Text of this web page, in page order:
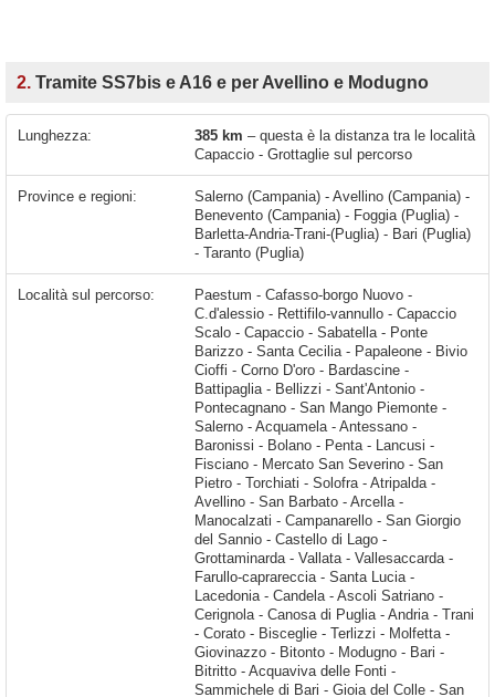
2. Tramite SS7bis e A16 e per Avellino e Modugno
Lunghezza: 385 km – questa è la distanza tra le località
Capaccio - Grottaglie sul percorso
Province e regioni:
Salerno (Campania) - Avellino (Campania) -
Benevento (Campania) - Foggia (Puglia) -
Barletta-Andria-Trani-(Puglia) - Bari (Puglia)
- Taranto (Puglia)
Località sul percorso: Paestum - Cafasso-borgo Nuovo - C.d'alessio - Rettifilo-vannullo - Capaccio Scalo - Capaccio - Sabatella - Ponte Barizzo - Santa Cecilia - Papaleone - Bivio Cioffi - Corno D'oro - Bardascine - Battipaglia - Bellizzi - Sant'Antonio - Pontecagnano - San Mango Piemonte - Salerno - Acquamela - Antessano - Baronissi - Bolano - Penta - Lancusi - Fisciano - Mercato San Severino - San Pietro - Torchiati - Solofra - Atripalda - Avellino - San Barbato - Arcella - Manocalzati - Campanarello - San Giorgio del Sannio